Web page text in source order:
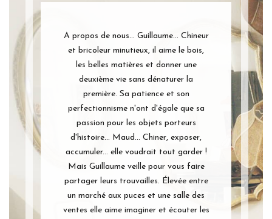
A propos de nous... Guillaume... Chineur
et bricoleur minutieux, il aime le bois,
les belles matières et donner une
deuxième vie sans dénaturer la
première. Sa patience et son
perfectionnisme n'ont d'égale que sa
passion pour les objets porteurs
d'histoire... Maud... Chiner, exposer,
accumuler... elle voudrait tout garder !
Mais Guillaume veille pour vous faire
partager leurs trouvailles. Élevée entre
un marché aux puces et une salle des
ventes elle aime imaginer et écouter les